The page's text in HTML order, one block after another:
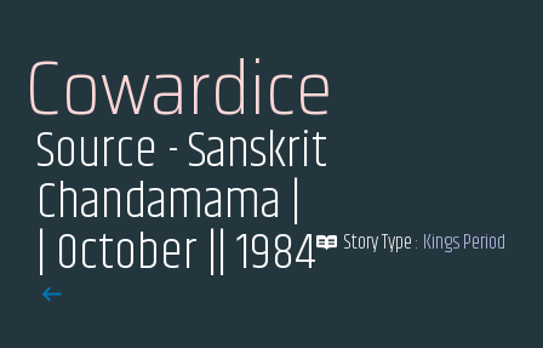
Cowardice
Source - Sanskrit
Chandamama |
| October || 1984 Story Type : Kings Period